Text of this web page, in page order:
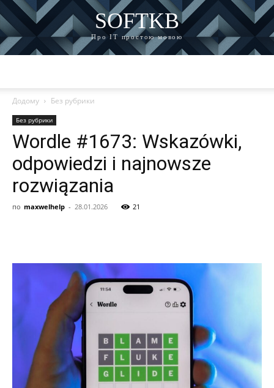
SOFTKB
Про ІТ простою мовою
Додому Без рубрики
Без рубрики
Wordle #1673: Wskazówki,
odpowiedzi i najnowsze
rozwiązania
по maxwelhelp - 28.01.2026 21